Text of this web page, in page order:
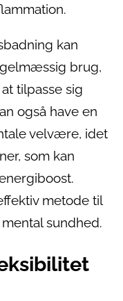
kan
brug,
tilpasse sig
også have en
velvære, idet
som kan
metode til
sundhed.